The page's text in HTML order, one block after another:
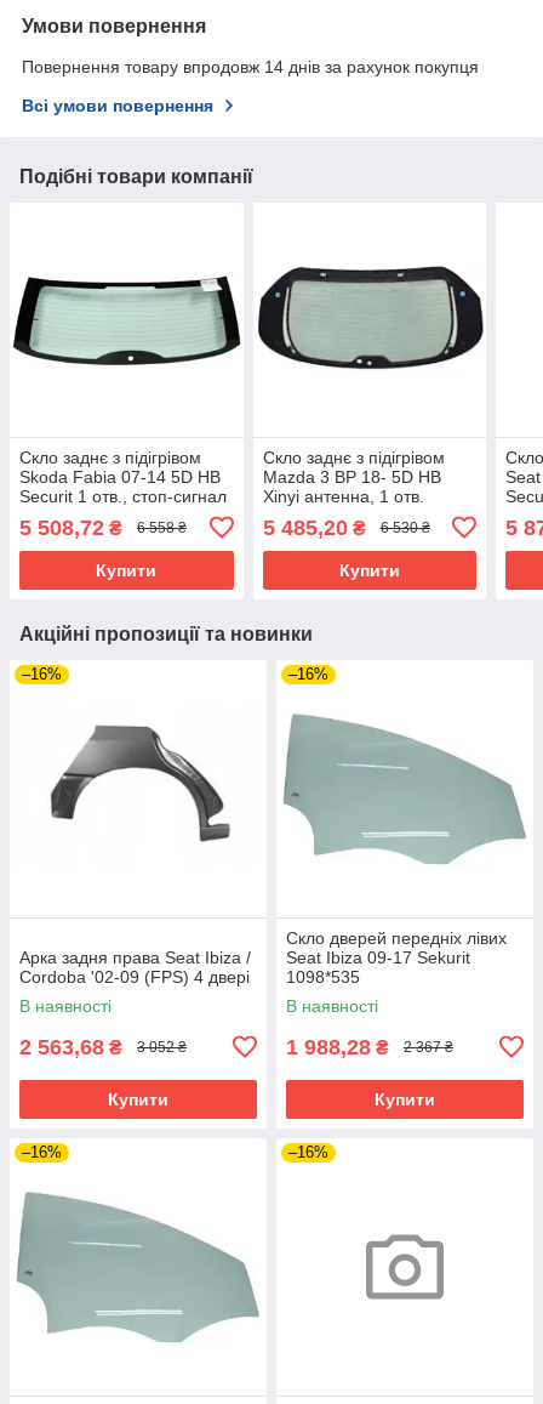
Умови повернення
Повернення товару впродовж 14 днів за рахунок покупця
Всі умови повернення
Подібні товари компанії
Скло заднє з підігрівом
Skoda Fabia 07-14 5D HB
Securit 1 отв., стоп-сигнал
5 508,72 ₴ 6 558 ₴
Купити
Скло заднє з підігрівом
Mazda 3 BP 18- 5D HB
Xinyi антенна, 1 отв.
5 485,20₴ 6 530 ₴
Купити
5
Акційні пропозиції та новинки
–16%
Арка задня права Seat Ibiza /
Cordoba '02-09 (FPS) 4 двері
В наявності
2 563,68 ₴ 3 052 ₴
Купити
–16%
Скло дверей передніх лівих
Seat Ibiza 09-17 Sekurit
1098*535
В наявності
1 988,28 ₴ 2 367 ₴
Купити
–16% –16%